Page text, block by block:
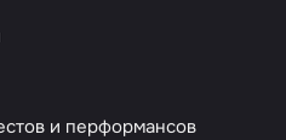
и перформансов